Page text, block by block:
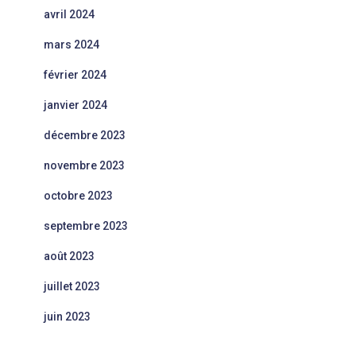
avril 2024
mars 2024
février 2024
janvier 2024
décembre 2023
novembre 2023
octobre 2023
septembre 2023
août 2023
juillet 2023
juin 2023